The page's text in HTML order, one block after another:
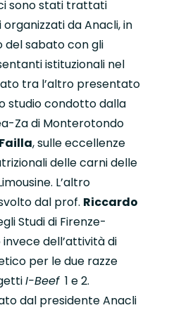
sono stati trattati
da Anacli, in
del sabato con gli
istituzionali nel
tra l’altro presentato
studio condotto dalla
Za di Monterotondo
, sulle eccellenze
delle carni delle
L’altro
dal prof. Riccardo
Studi di Firenze-
dell’attività di
per le due razze
I-Beef1 e 2.
dal presidente Anacli